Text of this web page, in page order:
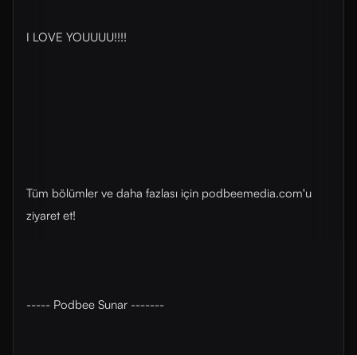
I LOVE YOUUUU!!!!
Tüm bölümler ve daha fazlası için ⁠⁠⁠podbeemedia.com⁠⁠⁠'u
ziyaret et!
----- Podbee Sunar -------